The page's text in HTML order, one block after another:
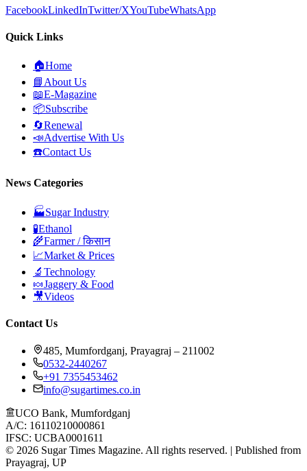
FacebookLinkedInTwitter/XYouTubeWhatsApp
Quick Links
🏠Home
📘 About Us
📖E-Magazine
📦Subscribe
🔄Renewal
📣Advertise With Us
☎️Contact Us
News Categories
🏭Sugar Industry
🧪Ethanol
🌾Farmer / किसान
📈Market & Prices
🔬 Technology
🍬Jaggery & Food
🎥Videos
Contact Us
485, Mumfordganj, Prayagraj – 211002
0532-2440267
+91 7355453462
info@sugartimes.co.in
UCO Bank, Mumfordganj
A/C: 16110210000861
IFSC: UCBA0001611
© 2026 Sugar Times Magazine. All rights reserved. | Published from
Prayagraj, UP